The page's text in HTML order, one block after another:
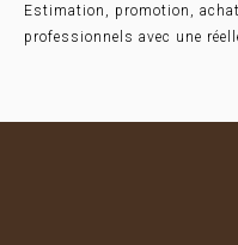
Estimation, promotion,
professionnels avec une